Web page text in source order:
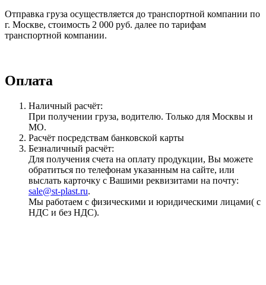
Отправка груза осуществляется до транспортной компании по
г. Москве, стоимость 2 000 руб. далее по тарифам
транспортной компании.
Оплата
Наличный расчёт:
При получении груза, водителю. Только для Москвы и
МО.
Расчёт посредствам банковской карты
Безналичный расчёт:
Для получения счета на оплату продукции, Вы можете
обратиться по телефонам указанным на сайте, или
выслать карточку с Вашими реквизитами на почту:
sale@st-plast.ru.
Мы работаем с физическими и юридическими лицами( с
НДС и без НДС).